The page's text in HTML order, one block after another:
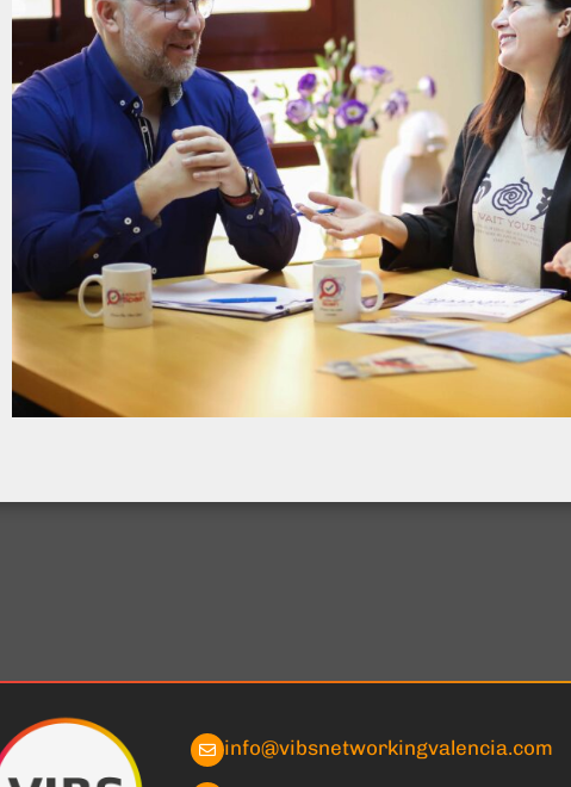
info@vibsnetworkingvalencia.com